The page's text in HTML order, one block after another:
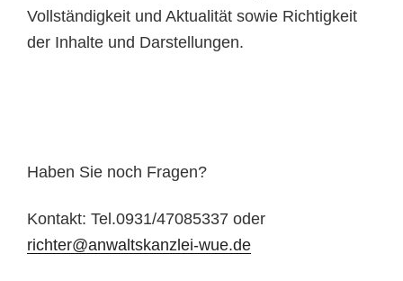
Vollständigkeit und Aktualität sowie Richtigkeit
der Inhalte und Darstellungen.
Haben Sie noch Fragen?
Kontakt: Tel.0931/47085337 oder
richter@anwaltskanzlei-wue.de